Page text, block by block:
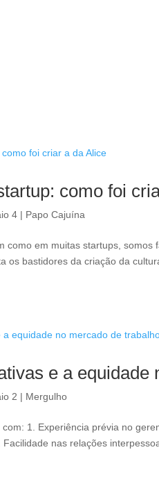
como foi
4 | Papo Cajuína
como em muitas startups,
os bastidores da criação da
e a equidade
2 | Mergulho
com: 1. Experiência prévia no
nas relações